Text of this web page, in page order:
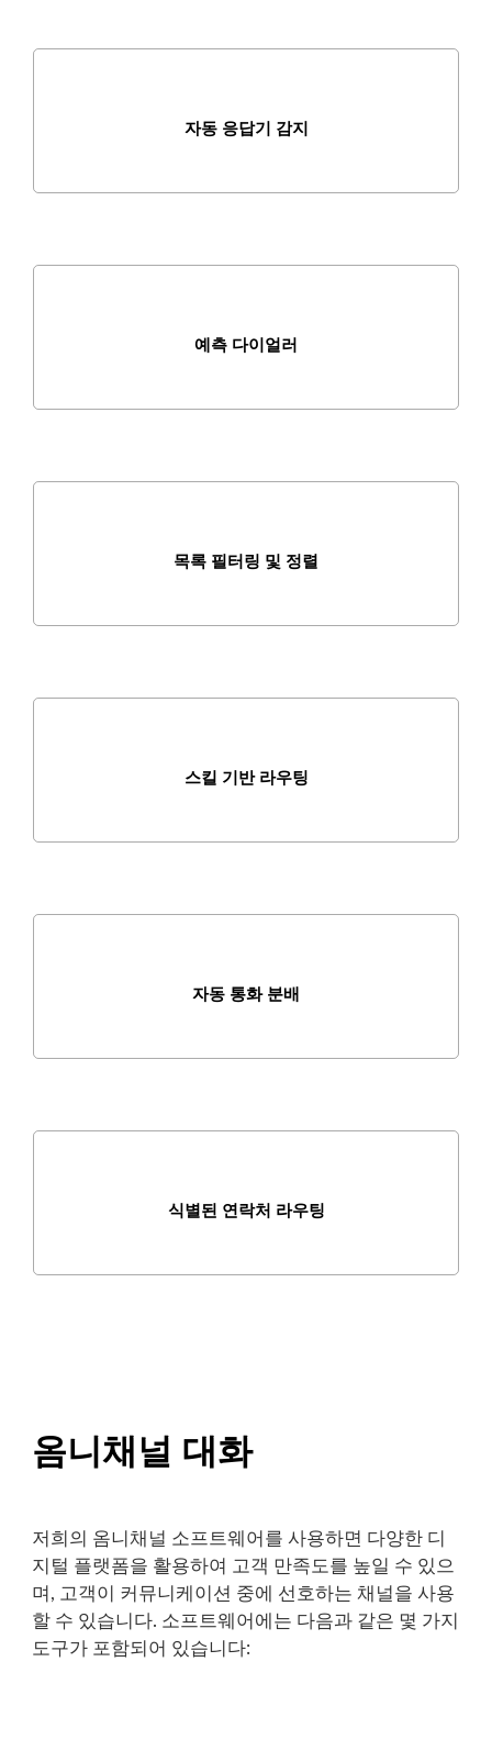
자동 응답기 감지
예측 다이얼러
목록 필터링 및 정렬
스킬 기반 라우팅
자동 통화 분배
식별된 연락처 라우팅
옴니채널 대화
저희의 옴니채널 소프트웨어를 사용하면 다양한 디
지털 플랫폼을 활용하여 고객 만족도를 높일 수 있으
며, 고객이 커뮤니케이션 중에 선호하는 채널을 사용
할 수 있습니다. 소프트웨어에는 다음과 같은 몇 가지
도구가 포함되어 있습니다: